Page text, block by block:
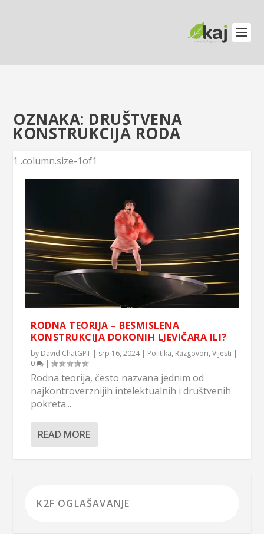
OZNAKA: DRUŠTVENA
KONSTRUKCIJA RODA
RODNA TEORIJA – BESMISLENA
KONSTRUKCIJA DOKONIH LJEVIČARA ILI?
by David ChatGPT | srp 16, 2024| Politika, Razgovori,Vijesti |
0
|
Rodna teorija, često nazvana jednim od
najkontroverznijih intelektualnih i društvenih
pokreta...
READ MORE